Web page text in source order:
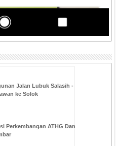
Jalan Lubuk Salasih -
ke Solok
Perkembangan ATHG Dan